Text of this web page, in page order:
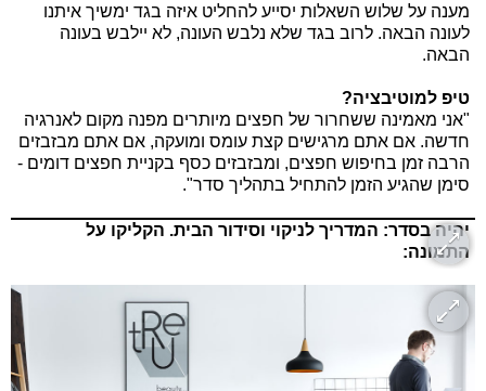
מענה על שלוש השאלות יסייע להחליט איזה בגד ימשיך איתנו
לעונה הבאה. לרוב בגד שלא נלבש העונה, לא יילבש בעונה
הבאה.
טיפ למוטיבציה?
"אני מאמינה ששחרור של חפצים מיותרים מפנה מקום לאנרגיה
חדשה. אם אתם מרגישים קצת עומס ומועקה, אם אתם מבזבזים
הרבה זמן בחיפוש חפצים, ומבזבזים כסף בקניית חפצים דומים -
סימן שהגיע הזמן להתחיל בתהליך סדר".
יהיה בסדר: המדריך לניקוי וסידור הבית. הקליקו על
התמונה: